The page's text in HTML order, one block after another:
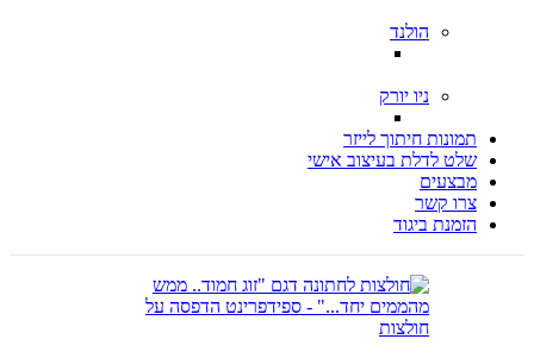
הולנד
ניו יורק
תמונות חיתוך לייזר
שלט לדלת בעיצוב אישי
מבצעים
צרו קשר
הזמנת ביגוד